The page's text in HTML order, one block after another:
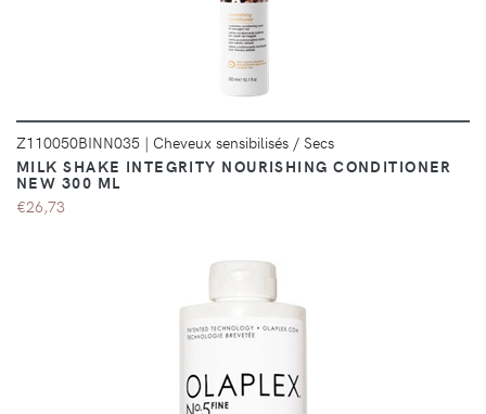
Z110050BINN035 | Cheveux sensibilisés / Secs
MILK SHAKE INTEGRITY NOURISHING CONDITIONER
NEW 300 ML
€26,73